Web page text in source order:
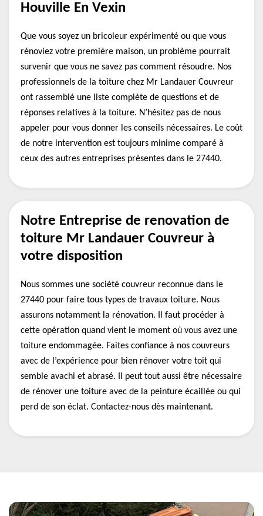
Houville En Vexin
Que vous soyez un bricoleur expérimenté ou que vous
rénoviez votre première maison, un problème pourrait
survenir que vous ne savez pas comment résoudre. Nos
professionnels de la toiture chez Mr Landauer Couvreur
ont rassemblé une liste complète de questions et de
réponses relatives à la toiture. N’hésitez pas de nous
appeler pour vous donner les conseils nécessaires. Le coût
de notre intervention est toujours minime comparé à
ceux des autres entreprises présentes dans le 27440.
Notre Entreprise de renovation de
toiture Mr Landauer Couvreur à
votre disposition
Nous sommes une société couvreur reconnue dans le
27440 pour faire tous types de travaux toiture. Nous
assurons notamment la rénovation. Il faut procéder à
cette opération quand vient le moment où vous avez une
toiture endommagée. Faites confiance à nos couvreurs
avec de l’expérience pour bien rénover votre toit qui
semble avachi et abrasé. Il peut tout aussi être nécessaire
de rénover une toiture avec de la peinture écaillée ou qui
perd de son éclat. Contactez-nous dès maintenant.